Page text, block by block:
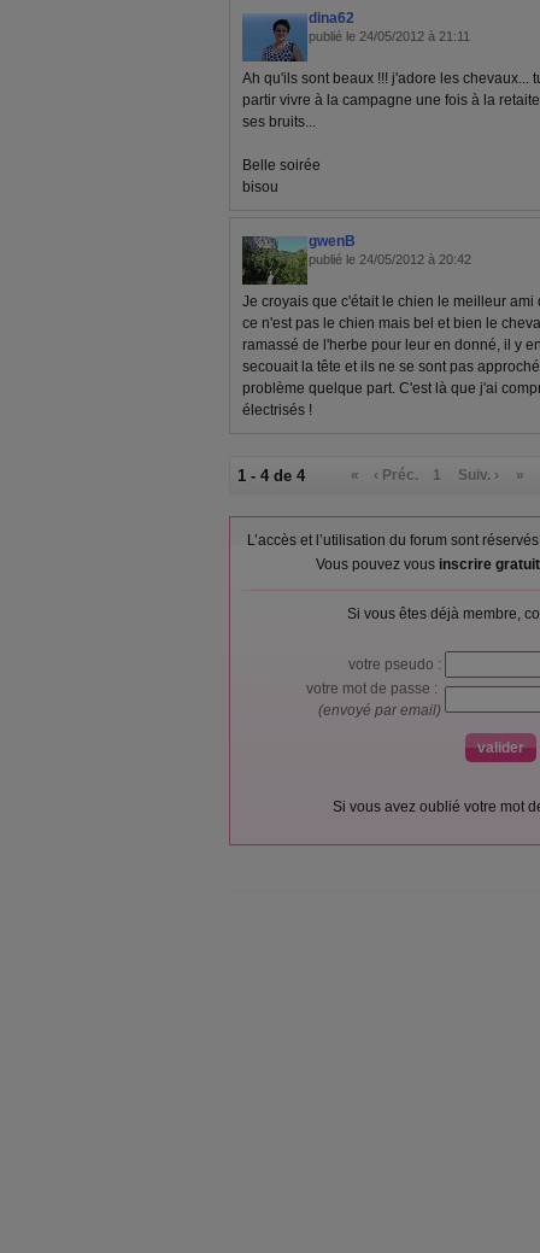
dina62
publié le 24/05/2012 à 21:11
Ah qu'ils sont beaux !!! j'adore les chevaux...
partir vivre à la campagne une fois à la
ses bruits...
Belle soirée
bisou
gwenB
publié le 24/05/2012 à 20:42
Je croyais que c'était le chien le meilleur
ce n'est pas le chien mais bel et bien le
ramassé de l'herbe pour leur en donné, il y
secouait la tête et ils ne se sont pas
problème quelque part. C'est là que j'ai
électrisés !
1 - 4 de 4 « ‹ Préc. 1 Suiv. › »
L’accès et l’utilisation du forum sont
Vous pouvez vous inscrire
Si vous êtes déjà membre,
votre pseudo :
votre mot de passe :
(envoyé par email)
Si vous avez oublié votre mot